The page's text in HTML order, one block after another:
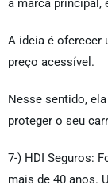
a marca principal,
A ideia é oferecer
preço acessível.
Nesse sentido,
proteger o seu
7-) HDI Seguros:
mais de 40 anos.